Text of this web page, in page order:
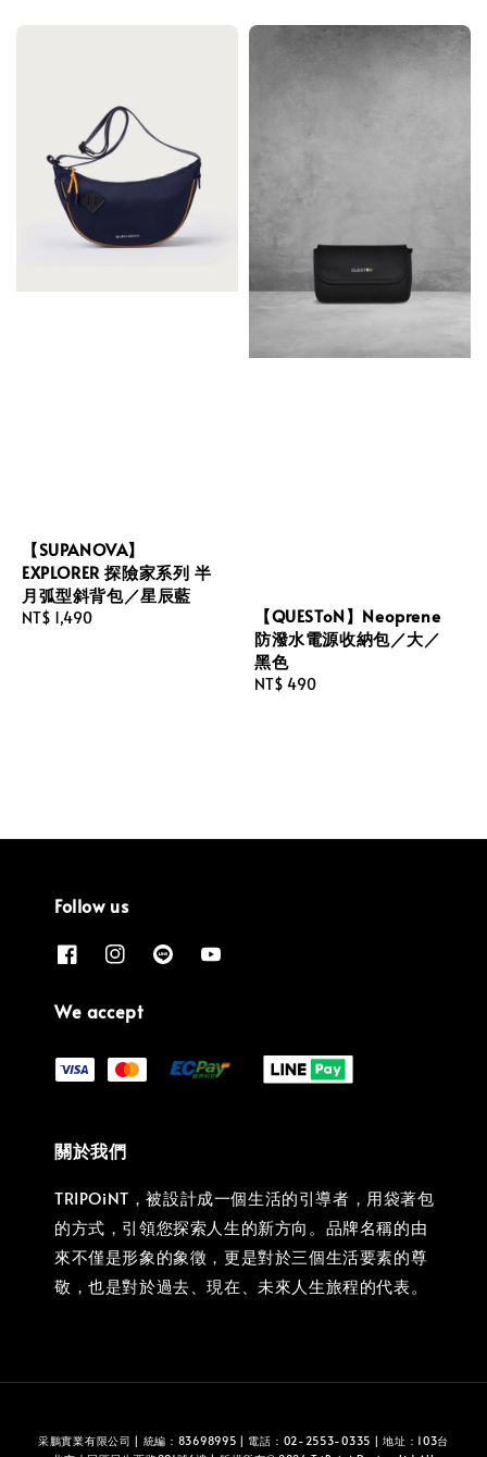
【SUPANOVA】
EXPLORER 探險家系列 半
月弧型斜背包／星辰藍
Regular
NT$ 1,490
【QUESToN】Neoprene
防潑水電源收納包／大／
黑色
Regular
NT$ 490
Follow us
We accept
關於我們
TRIPOiNT，被設計成一個生活的引導者，用袋著包
的方式，引領您探索人生的新方向。品牌名稱的由
來不僅是形象的象徵，更是對於三個生活要素的尊
敬，也是對於過去、現在、未來人生旅程的代表。
采鵬實業有限公司 | 統編：83698995 | 電話：02-2553-0335 | 地址：103台